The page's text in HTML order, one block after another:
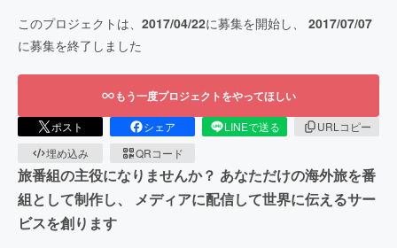
このプロジェクトは、 2017/04/22に募集を開始し、 2017/07/07
に募集を終了しました
もう一度プロジェクトをやってほしい
ポスト シェア LINEで送る
URLコピー
埋め込み
QRコード
旅番組の主役になりませんか？ あなただけの海外旅を番
組として制作し、 メディアに配信して世界に伝えるサー
ビスを創ります